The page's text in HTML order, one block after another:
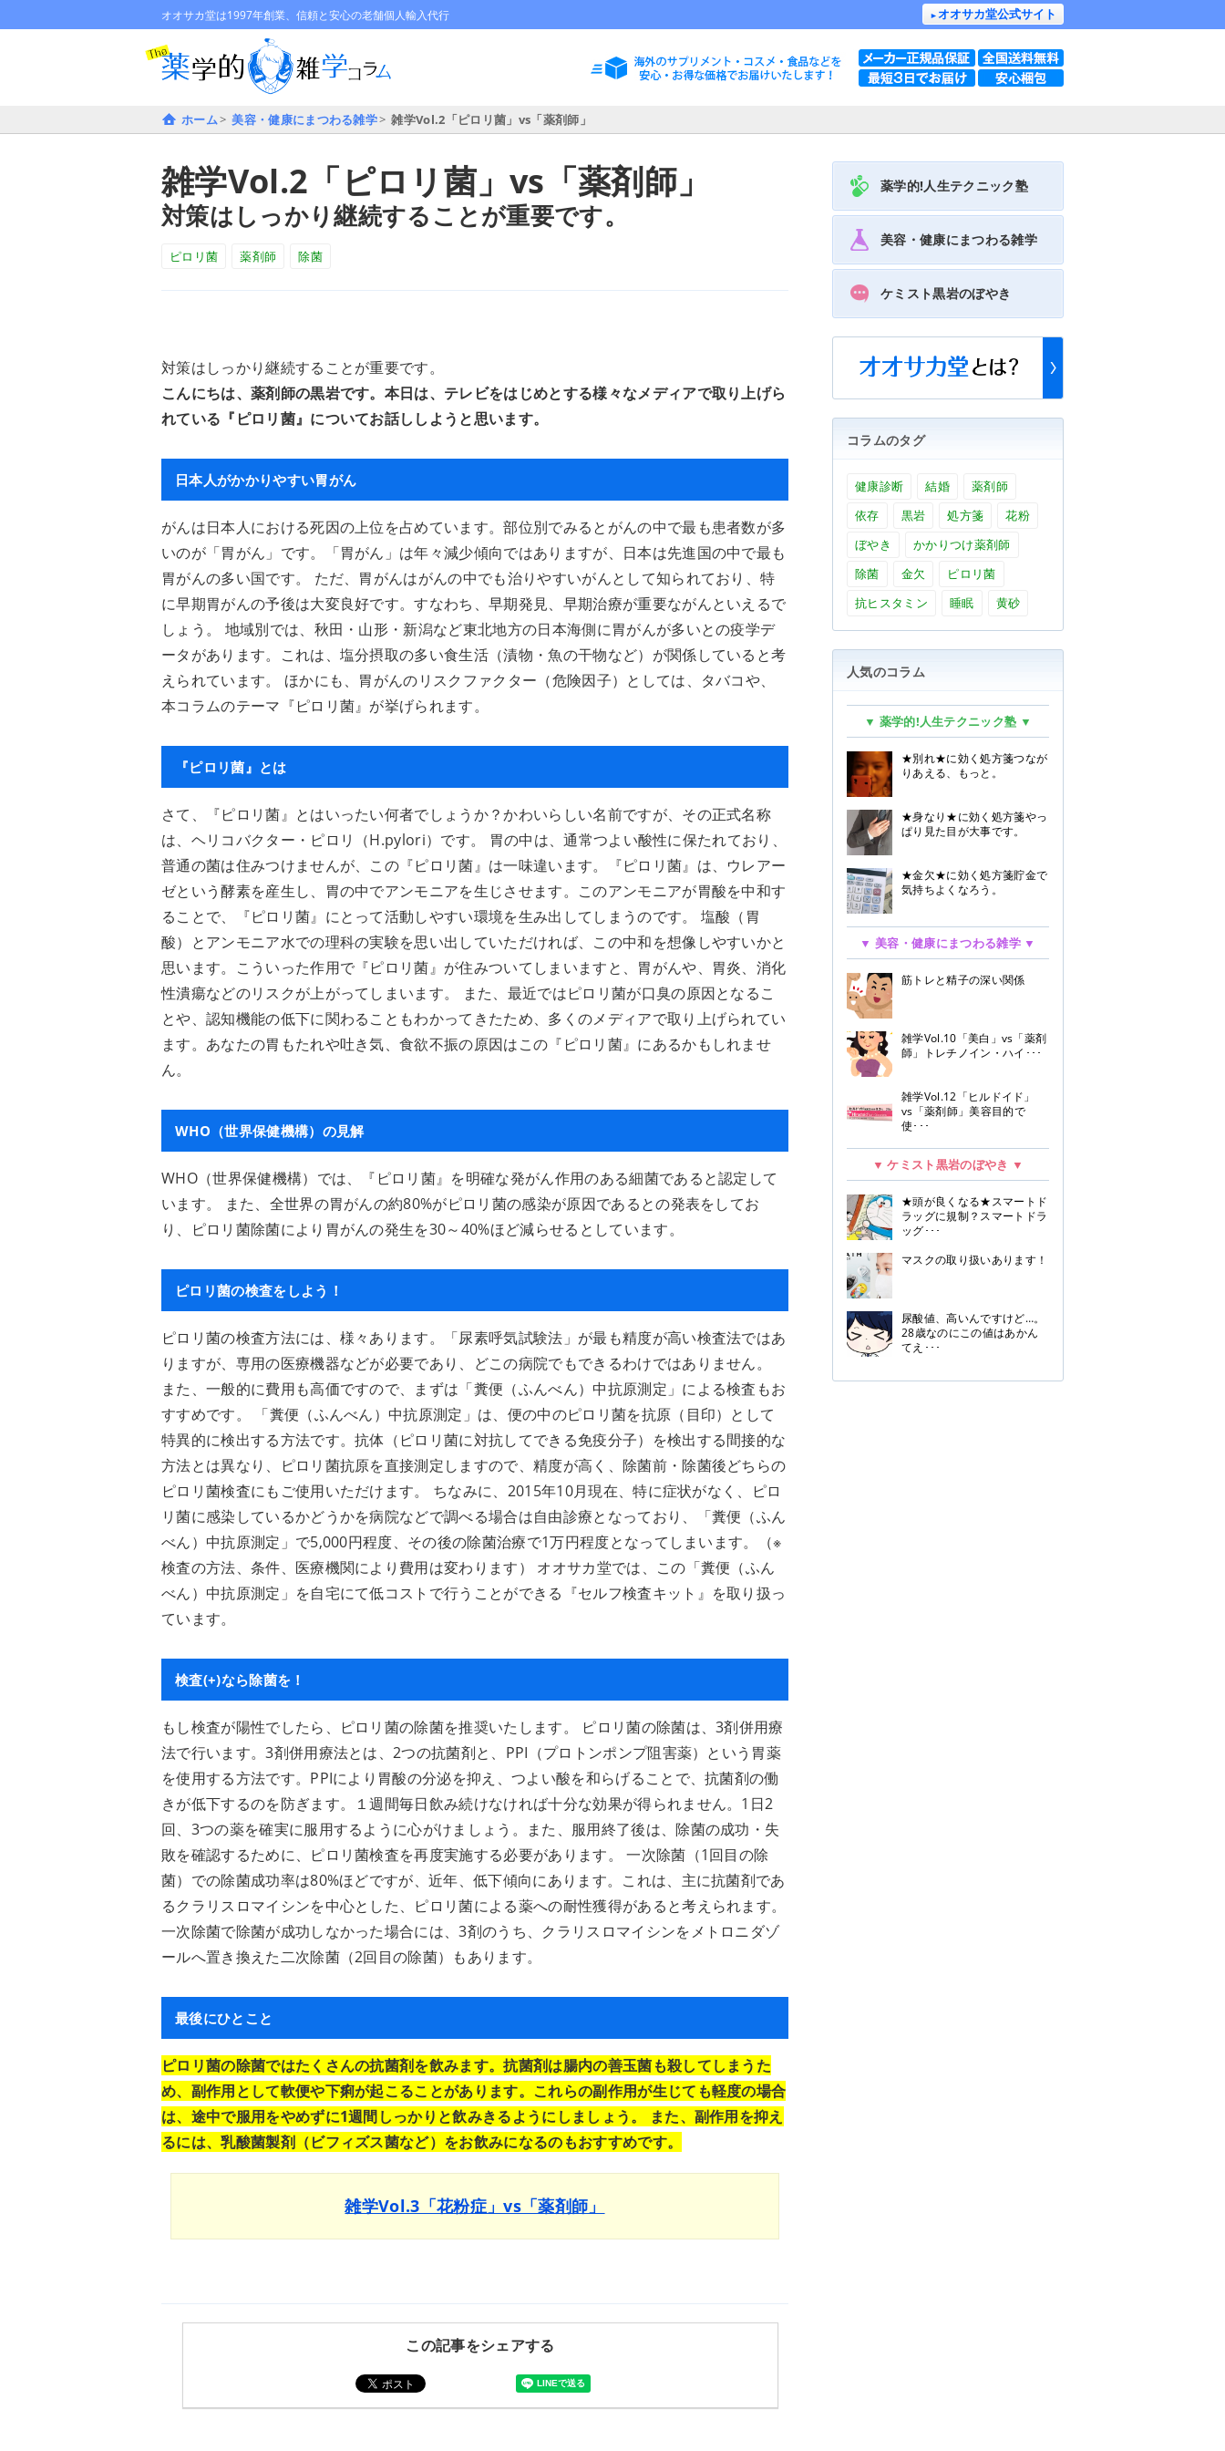
オオサカ堂は1997年創業、信頼と安心の老舗個人輸入代行 ►オオサカ堂公式サイト
ホーム 美容・健康にまつわる雑学 雑学Vol.2「ピロリ菌」vs「薬剤師」
雑学Vol.2「ピロリ菌」vs「薬剤師」
対策はしっかり継続することが重要です。
ピロリ菌 薬剤師 除菌
対策はしっかり継続することが重要です。
こんにちは、薬剤師の黒岩です。本日は、テレビをはじめとする様々なメディアで取り上げら
れている『ピロリ菌』についてお話ししようと思います。
日本人がかかりやすい胃がん
がんは日本人における死因の上位を占めています。部位別でみるとがんの中で最も患者数が多
いのが「胃がん」です。「胃がん」は年々減少傾向ではありますが、日本は先進国の中で最も
胃がんの多い国です。 ただ、胃がんはがんの中でも治りやすいがんとして知られており、特
に早期胃がんの予後は大変良好です。すなわち、早期発見、早期治療が重要ながんといえるで
しょう。 地域別では、秋田・山形・新潟など東北地方の日本海側に胃がんが多いとの疫学デ
ータがあります。これは、塩分摂取の多い食生活（漬物・魚の干物など）が関係していると考
えられています。 ほかにも、胃がんのリスクファクター（危険因子）としては、タバコや、
本コラムのテーマ『ピロリ菌』が挙げられます。
『ピロリ菌』とは
さて、『ピロリ菌』とはいったい何者でしょうか？かわいらしい名前ですが、その正式名称
は、ヘリコバクター・ピロリ（H.pylori）です。 胃の中は、通常つよい酸性に保たれており、
普通の菌は住みつけませんが、この『ピロリ菌』は一味違います。『ピロリ菌』は、ウレアー
ゼという酵素を産生し、胃の中でアンモニアを生じさせます。このアンモニアが胃酸を中和す
ることで、『ピロリ菌』にとって活動しやすい環境を生み出してしまうのです。 塩酸（胃
酸）とアンモニア水での理科の実験を思い出していただければ、この中和を想像しやすいかと
思います。こういった作用で『ピロリ菌』が住みついてしまいますと、胃がんや、胃炎、消化
性潰瘍などのリスクが上がってしまいます。 また、最近ではピロリ菌が口臭の原因となるこ
とや、認知機能の低下に関わることもわかってきたため、多くのメディアで取り上げられてい
ます。あなたの胃もたれや吐き気、食欲不振の原因はこの『ピロリ菌』にあるかもしれませ
ん。
WHO（世界保健機構）の見解
WHO（世界保健機構）では、『ピロリ菌』を明確な発がん作用のある細菌であると認定して
います。 また、全世界の胃がんの約80%がピロリ菌の感染が原因であるとの発表をしてお
り、ピロリ菌除菌により胃がんの発生を30～40%ほど減らせるとしています。
ピロリ菌の検査をしよう！
ピロリ菌の検査方法には、様々あります。「尿素呼気試験法」が最も精度が高い検査法ではあ
りますが、専用の医療機器などが必要であり、どこの病院でもできるわけではありません。
また、一般的に費用も高価ですので、まずは「糞便（ふんべん）中抗原測定」による検査もお
すすめです。 「糞便（ふんべん）中抗原測定」は、便の中のピロリ菌を抗原（目印）として
特異的に検出する方法です。抗体（ピロリ菌に対抗してできる免疫分子）を検出する間接的な
方法とは異なり、ピロリ菌抗原を直接測定しますので、精度が高く、除菌前・除菌後どちらの
ピロリ菌検査にもご使用いただけます。 ちなみに、2015年10月現在、特に症状がなく、ピロ
リ菌に感染しているかどうかを病院などで調べる場合は自由診療となっており、「糞便（ふん
べん）中抗原測定」で5,000円程度、その後の除菌治療で1万円程度となってしまいます。（※
検査の方法、条件、医療機関により費用は変わります） オオサカ堂では、この「糞便（ふん
べん）中抗原測定」を自宅にて低コストで行うことができる『セルフ検査キット』を取り扱っ
ています。
検査(+)なら除菌を！
もし検査が陽性でしたら、ピロリ菌の除菌を推奨いたします。 ピロリ菌の除菌は、3剤併用療
法で行います。3剤併用療法とは、2つの抗菌剤と、PPI（プロトンポンプ阻害薬）という胃薬
を使用する方法です。PPIにより胃酸の分泌を抑え、つよい酸を和らげることで、抗菌剤の働
きが低下するのを防ぎます。１週間毎日飲み続けなければ十分な効果が得られません。1日2
回、3つの薬を確実に服用するように心がけましょう。また、服用終了後は、除菌の成功・失
敗を確認するために、ピロリ菌検査を再度実施する必要があります。 一次除菌（1回目の除
菌）での除菌成功率は80%ほどですが、近年、低下傾向にあります。これは、主に抗菌剤であ
るクラリスロマイシンを中心とした、ピロリ菌による薬への耐性獲得があると考えられます。
一次除菌で除菌が成功しなかった場合には、3剤のうち、クラリスロマイシンをメトロニダゾ
ールへ置き換えた二次除菌（2回目の除菌）もあります。
最後にひとこと
ピロリ菌の除菌ではたくさんの抗菌剤を飲みます。抗菌剤は腸内の善玉菌も殺してしまうた
め、副作用として軟便や下痢が起こることがあります。これらの副作用が生じても軽度の場合
は、途中で服用をやめずに1週間しっかりと飲みきるようにしましょう。 また、副作用を抑え
るには、乳酸菌製剤（ビフィズス菌など）をお飲みになるのもおすすめです。
雑学Vol.3「花粉症」vs「薬剤師」
この記事をシェアする
薬学的!人生テクニック塾
美容・健康にまつわる雑学
ケミスト黒岩のぼやき
コラムのタグ
健康診断 結婚
薬剤師
依存
黒岩 処方箋
花粉
ぼやき
かかりつけ薬剤師
除菌
金欠
ピロリ菌
抗ヒスタミン
睡眠 黄砂
人気のコラム
▼ 薬学的!人生テクニック塾 ▼
★別れ★に効く処方箋つなが
りあえる、もっと。
★身なり★に効く処方箋やっ
ぱり見た目が大事です。
★金欠★に効く処方箋貯金で
気持ちよくなろう。
▼ 美容・健康にまつわる雑学 ▼
筋トレと精子の深い関係
雑学Vol.10「美白」vs「薬剤
師」トレチノイン・ハイ･･･
雑学Vol.12「ヒルドイド」
vs「薬剤師」美容目的で
使･･･
▼ ケミスト黒岩のぼやき ▼
★頭が良くなる★スマートド
ラッグに規制？スマートドラ
ッグ･･･
マスクの取り扱いあります！
尿酸値、高いんですけど…。
28歳なのにこの値はあかん
てえ･･･